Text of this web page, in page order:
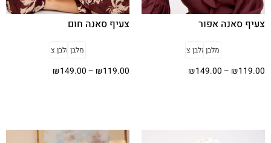
צעיף סאנה אפור
מלבןמלבן צר
₪119.00
–
₪149.00
צעיף סאנה חום
מלבןמלבן צר
₪119.00
–
₪149.00